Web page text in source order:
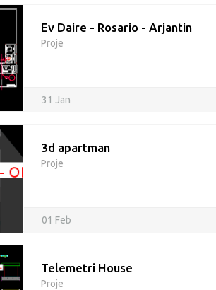
Ev Daire - Rosario - Arjantin
Proje
31 Jan
3d apartman
Proje
01 Feb
Telemetri House
Proje